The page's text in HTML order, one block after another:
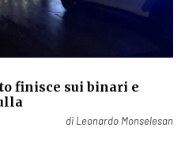
finisce sui binari e
di Leonardo Monselesan